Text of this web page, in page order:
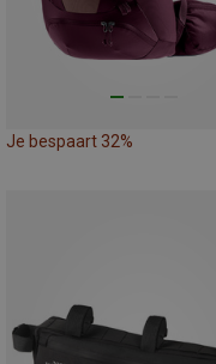
Je bespaart 32%